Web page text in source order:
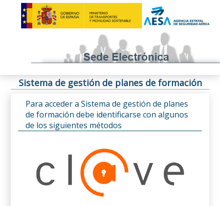
Sistema de gestión de planes de formación
Para acceder a Sistema de gestión de planes
de formación debe identificarse con algunos
de los siguientes métodos